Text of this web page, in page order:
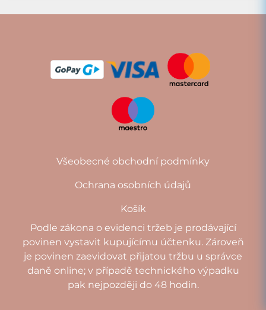
Všeobecné obchodní podmínky
Ochrana osobních údajů
Košík
Podle zákona o evidenci tržeb je prodávající
povinen vystavit kupujícímu účtenku. Zároveň
je povinen zaevidovat přijatou tržbu u správce
daně online; v případě technického výpadku
pak nejpozději do 48 hodin.